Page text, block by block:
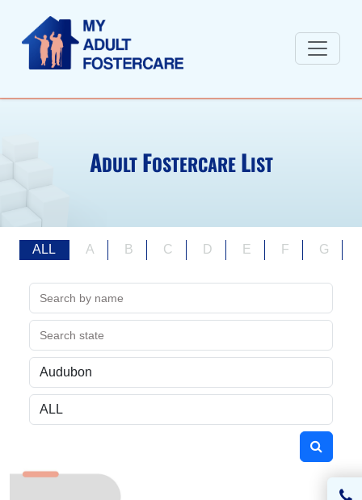
ADULT FOSTERCARE LIST
ALL A B C D E F G